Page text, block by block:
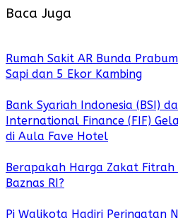
Baca Juga
Rumah Sakit AR Bunda
Sapi dan 5 Ekor Kambing
Bank Syariah Indonesia (BSI)
International Finance (FIF)
di Aula Fave Hotel
Berapakah Harga Zakat
Baznas RI?
Pj Walikota Hadiri Peringatan